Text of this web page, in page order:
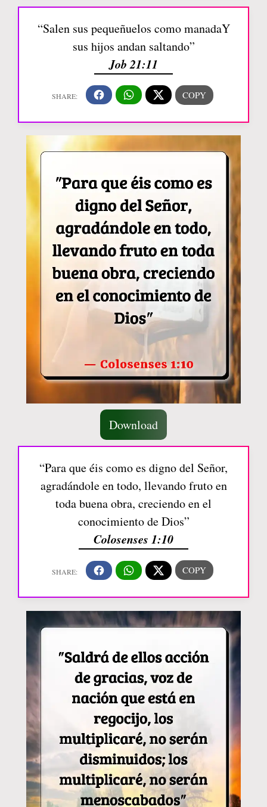
“Salen sus pequeñuelos como manadaY
sus hijos andan saltando”
Job 21:11
Download
“Para que éis como es digno del Señor,
agradándole en todo, llevando fruto en
toda buena obra, creciendo en el
conocimiento de Dios”
Colosenses 1:10